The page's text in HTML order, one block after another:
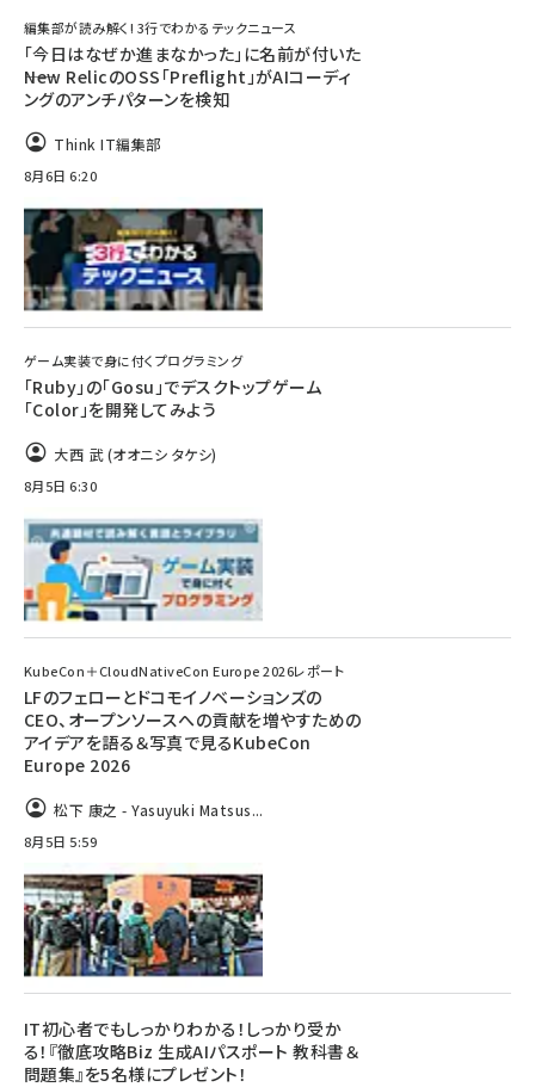
編集部が読み解く! 3行でわかるテックニュース
「今日はなぜか進まなかった」に名前が付いた
――New RelicのOSS「Preflight」がAIコーディ
ングのアンチパターンを検知
Think IT編集部
8月6日 6:20
ゲーム実装で身に付くプログラミング
「Ruby」の「Gosu」でデスクトップゲーム
「Color」を開発してみよう
大西 武 (オオニシ タケシ)
8月5日 6:30
KubeCon＋CloudNativeCon Europe 2026レポート
LFのフェローとドコモイノベーションズの
CEO、オープンソースへの貢献を増やすための
アイデアを語る＆写真で見るKubeCon
Europe 2026
松下 康之 - Yasuyuki Matsus...
8月5日 5:59
IT初心者でもしっかりわかる！しっかり受か
る！『徹底攻略Biz 生成AIパスポート 教科書＆
問題集』を5名様にプレゼント！